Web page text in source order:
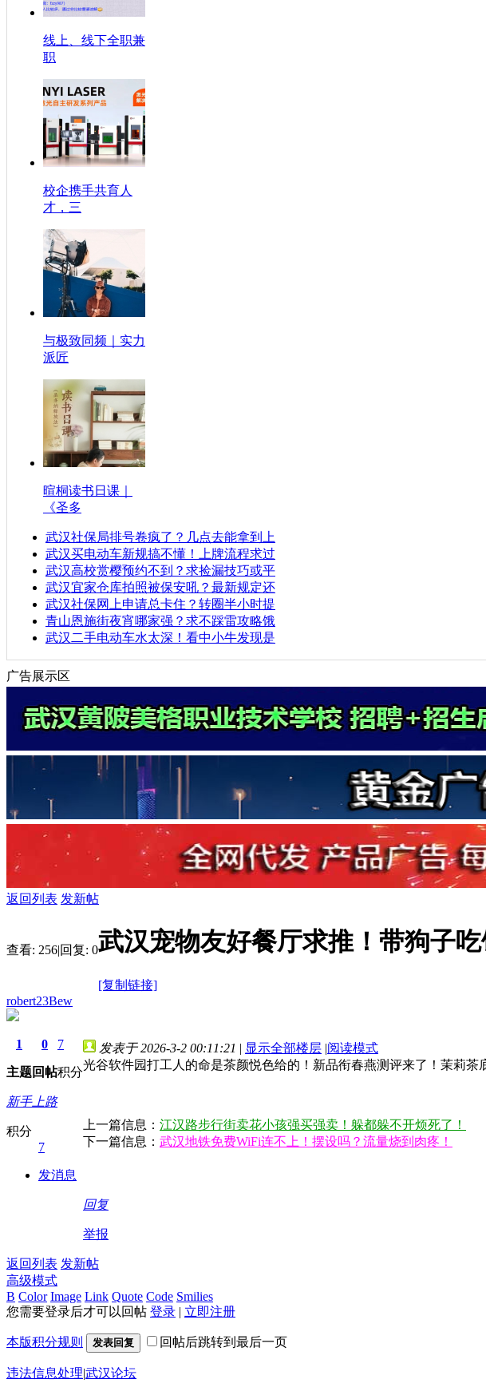
线上、线下全职兼
职
校企携手共育人
才，三
与极致同频｜实力
派匠
暄桐读书日课｜
《圣多
武汉社保局排号卷疯了？几点去能拿到上
武汉买电动车新规搞不懂！上牌流程求过
武汉高校赏樱预约不到？求捡漏技巧或平
武汉宜家仓库拍照被保安吼？最新规定还
武汉社保网上申请总卡住？转圈半小时提
青山恩施街夜宵哪家强？求不踩雷攻略饿
武汉二手电动车水太深！看中小牛发现是
广告展示区
返回列表 发新帖
查看: 256|回复: 0武汉宠物友好餐厅求推！带狗子吃
[复制链接]
robert23Bew
1
主题
0
回帖
7
积分
新手上路
积分
7
发消息
发表于 2026-3-2 00:11:21 | 显示全部楼层 |阅读模式
光谷软件园打工人的命是茶颜悦色给的！新品衔春燕测评来了！茉莉
上一篇信息： 江汉路步行街卖花小孩强买强卖！躲都躲不开烦死了！
下一篇信息： 武汉地铁免费WiFi连不上！摆设吗？流量烧到肉疼！
回复
举报
返回列表 发新帖
高级模式
B Color Image Link Quote Code Smilies
您需要登录后才可以回帖 登录 | 立即注册
本版积分规则 发表回复 回帖后跳转到最后一页
违法信息处理|武汉论坛